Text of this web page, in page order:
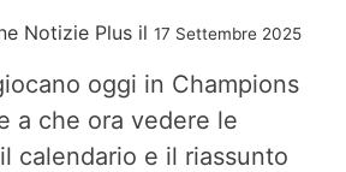
Notizie Plus il 17 Settembre 2025
oggi in Champions
a che ora vedere le
calendario e il riassunto